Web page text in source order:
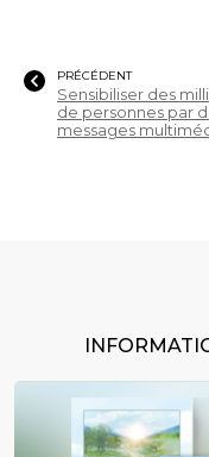
PRÉCÉDENT
Sensibiliser des
de personnes par
messages